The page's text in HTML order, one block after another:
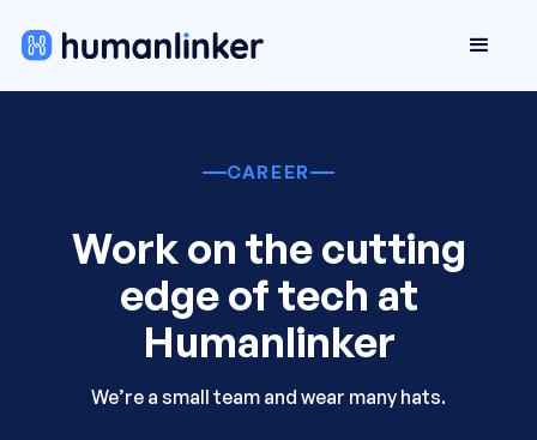
CAREER
Work on the cutting
edge of tech at
Humanlinker
We’re a small team and wear many hats.